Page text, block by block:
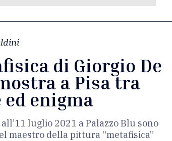
di Giorgio De
a Pisa tra
enigma
luglio 2021 a Palazzo Blu sono
maestro della pittura “metafisica”